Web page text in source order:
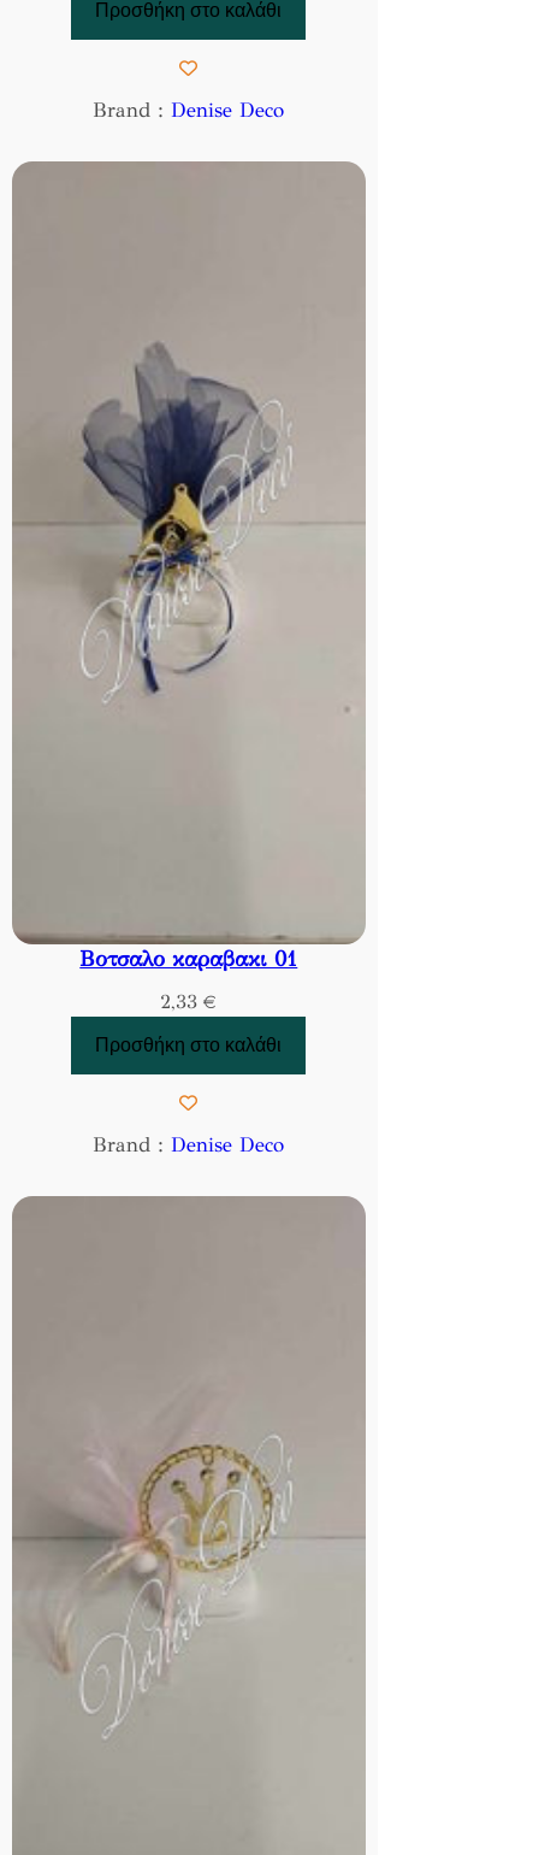
Προσθήκη στο καλάθι
Brand :Denise Deco
Βοτσαλο καραβακι 01
2,33 €
Προσθήκη στο καλάθι
Brand :Denise Deco